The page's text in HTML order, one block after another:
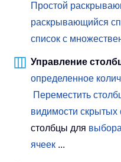
Простой
раскрывающийся
список с
Управление
определенное
Переместить
видимости скрытых
столбцы для
ячеек ...